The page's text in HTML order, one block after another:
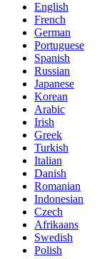
English
French
German
Portuguese
Spanish
Russian
Japanese
Korean
Arabic
Irish
Greek
Turkish
Italian
Danish
Romanian
Indonesian
Czech
Afrikaans
Swedish
Polish